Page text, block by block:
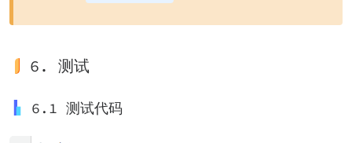
6. 测试
6.1 测试代码